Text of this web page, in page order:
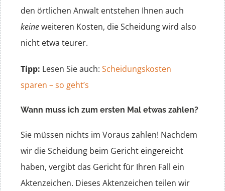
den örtlichen Anwalt entstehen Ihnen auch
keineweiteren Kosten, die Scheidung wird also
nicht etwa teurer.
Tipp: Lesen Sie auch: Scheidungskosten
sparen – so geht’s
Wann muss ich zum ersten Mal etwas zahlen?
Sie müssen nichts im Voraus zahlen! Nachdem
wir die Scheidung beim Gericht eingereicht
haben, vergibt das Gericht für Ihren Fall ein
Aktenzeichen. Dieses Aktenzeichen teilen wir